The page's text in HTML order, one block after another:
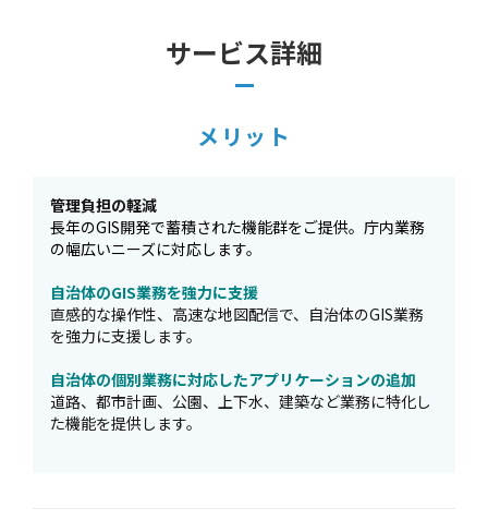
サービス詳細
メリット
管理負担の軽減
長年のGIS開発で蓄積された機能群をご提供。庁内業務
の幅広いニーズに対応します。
自治体のGIS業務を強力に支援
直感的な操作性、高速な地図配信で、自治体のGIS業務
を強力に支援します。
自治体の個別業務に対応したアプリケーションの追加
道路、都市計画、公園、上下水、建築など業務に特化し
た機能を提供します。